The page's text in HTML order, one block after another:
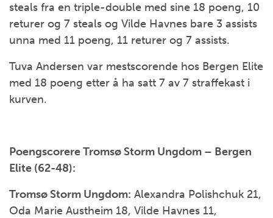
steals fra en triple-double med sine 18 poeng, 10
returer og 7 steals og Vilde Havnes bare 3 assists
unna med 11 poeng, 11 returer og 7 assists.
Tuva Andersen var mestscorende hos Bergen Elite
med 18 poeng etter å ha satt 7 av 7 straffekast i
kurven.
Poengscorere Tromsø Storm Ungdom – Bergen
Elite (62-48):
Tromsø Storm Ungdom: Alexandra Polishchuk 21,
Oda Marie Austheim 18, Vilde Havnes 11,